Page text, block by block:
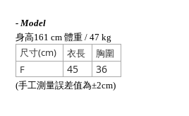
- Model
身高161 cm 體重 / 47 kg
尺寸(cm) 衣長
胸圍
F
45 36
(手工測量誤差值為±2cm)